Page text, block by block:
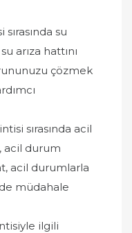
su
arıza hattını
çözmek
sırasında acil
acil durum
acil durumlarla
müdahale
ilgili